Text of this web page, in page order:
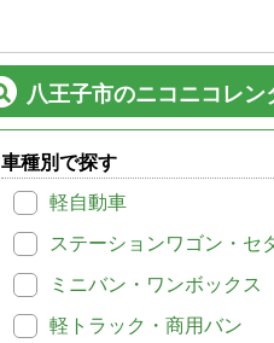
八王子市のニコニコレ
車種別で探す
軽自動車
ステーションワゴン・セ
ミニバン・ワンボックス
軽トラック・商用バン